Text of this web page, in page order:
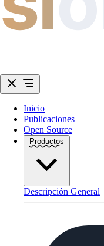
Inicio
Publicaciones
Open Source
Descripción General